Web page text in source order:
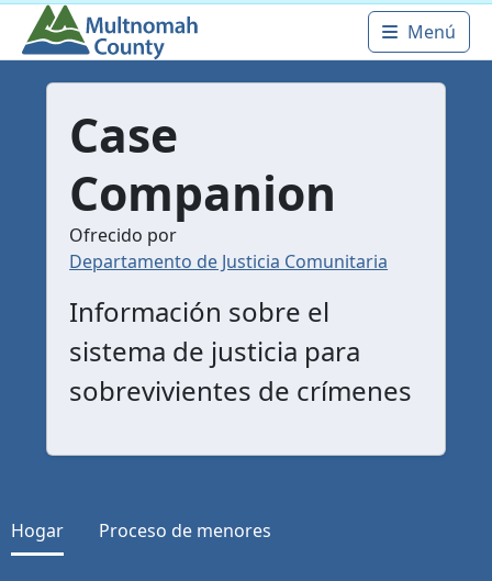
Main
Menú
Case
Companion
Ofrecido por
Departamento de Justicia Comunitaria
Información sobre el
sistema de justicia para
sobrevivientes de crímenes
Hogar Proceso de menores